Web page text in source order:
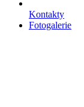
Kontakty
Fotogalerie